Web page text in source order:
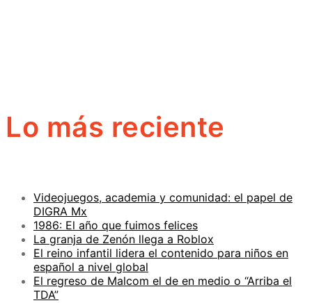
Lo más reciente
Videojuegos, academia y comunidad: el papel de
DIGRA Mx
1986: El año que fuimos felices
La granja de Zenón llega a Roblox
El reino infantil lidera el contenido para niños en
español a nivel global
El regreso de Malcom el de en medio o “Arriba el
TDA”